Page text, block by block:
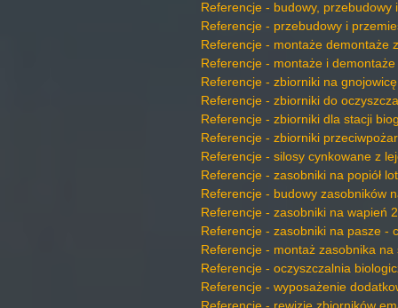
Referencje - budowy,
Referencje - przebudowy i
Referencje - montaże demontaże
Referencje - montaże i
Referencje - zbiorniki na gnojowicę
Referencje - zbiorniki do
Referencje - zbiorniki dla stacji
Referencje - zbiorniki
Referencje - silosy cynkowane z
Referencje - zasobniki na popiół
Referencje - budowy zasobników
Referencje - zasobniki na wapień 2
Referencje - zasobniki na pasze -
Referencje - montaż zasobnika na
Referencje - oczyszczalnia
Referencje - wyposażenie